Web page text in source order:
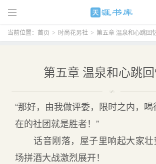

当前位置： 首页 > 时尚花男社 > 第五章 温泉和心跳回
第五章 温泉和心跳
“那好，由我做评委，限时之内，
在的社团就是胜者！”
话音刚落，屋子里响起大家壮
场拼酒大战激烈展开！